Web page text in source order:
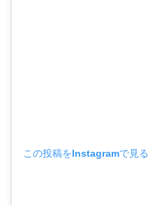
この投稿をInstagramで見る